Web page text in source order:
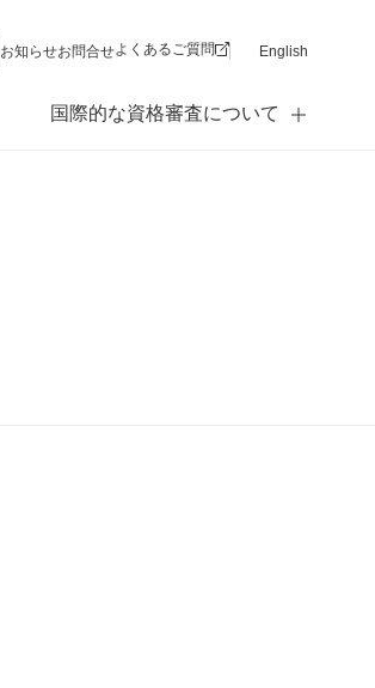
お知らせお問合せよくあるご質問 English
国際的な資格審査について